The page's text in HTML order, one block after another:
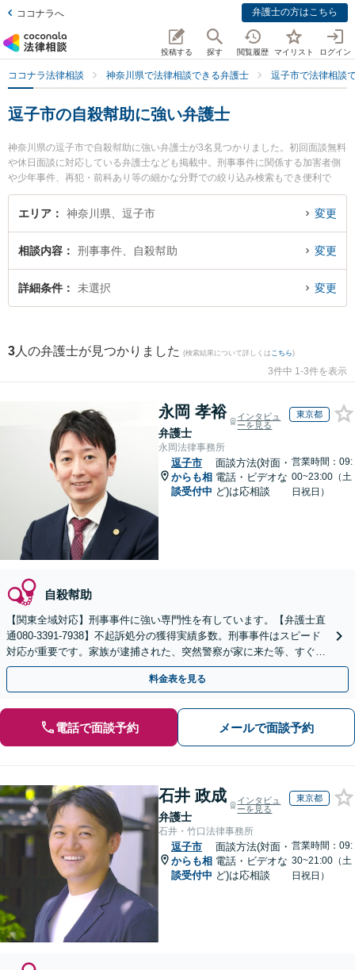
ココナラへ 弁護士の方はこちら
投稿する 探す 閲覧履歴 マイリスト ログイン
ココナラ法律相談 神奈川県で法律相談できる弁護士 逗子市で法律相談
逗子市の自殺幇助に強い弁護士
神奈川県の逗子市で自殺幇助に強い弁護士が3名見つかりました。初回面談無料
や休日面談に対応している弁護士なども掲載中。刑事事件に関係する加害者側
や少年事件、再犯・前科あり等の細かな分野での絞り込み検索もでき便利で
す。特に湘南よこすか法律事務所 逗子事務所の川尻 新弁護士や逗子法律事務所
の手島 万里弁護士、逗子・葉山法律事務所の奥園 龍太郎弁護士のプロフィール
ブル解決の実績豊富な近くの弁護士を検索したい』『初回相談無料で自殺幇助
を法律相談できる逗子市内の弁護士に相談予約したい』などでお困りの相談者
さんにおすすめです。
エリア 神奈川県、逗子市 変更
相談内容 刑事事件、自殺幇助 変更
詳細条件 未選択 変更
3 人の弁護士が見つかりました (検索結果について詳しくは こちら)
3件中 1-3件を表示
永岡 孝裕
弁護士
インタビュ
ーを見る
東京都
永岡法律事務所
逗子市
からも相
談受付中
面談方法(対面・
電話・ビデオな
ど)は応相談
営業時間：09:
00~23:00（土
日祝日）
自殺幇助
【関東全域対応】刑事事件に強い専門性を有しています。【弁護士直
通080-3391-7938】不起訴処分の獲得実績多数。刑事事件はスピード
対応が重要です。家族が逮捕された、突然警察が家に来た等、すぐに
対応します。【休日相談可】
料金表を見る
電話で面談予約 メールで面談予約
石井 政成
弁護士
インタビュ
ーを見る
東京都
石井・竹口法律事務所
逗子市
からも相
談受付中
面談方法(対面・
電話・ビデオな
ど)は応相談
営業時間：09:
30~21:00（土
日祝日）